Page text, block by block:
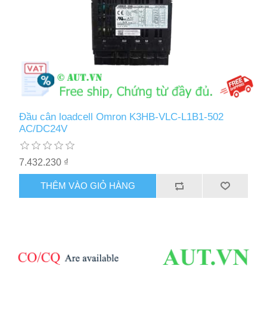
Đầu cân loadcell Omron K3HB-VLC-L1B1-502
AC/DC24V
7.432.230 ₫
THÊM VÀO GIỎ HÀNG